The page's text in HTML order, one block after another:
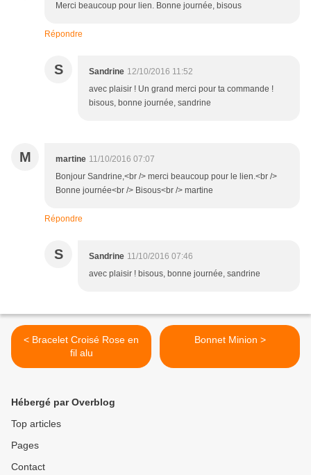
Merci beaucoup pour lien. Bonne journée, bisous
Répondre
S Sandrine 12/10/2016 11:52
avec plaisir ! Un grand merci pour ta commande !
bisous, bonne journée, sandrine
M martine 11/10/2016 07:07
Bonjour Sandrine,<br /> merci beaucoup pour le lien.<br />
Bonne journée<br /> Bisous<br /> martine
Répondre
S Sandrine 11/10/2016 07:46
avec plaisir ! bisous, bonne journée, sandrine
< Bracelet Croisé Rose en
fil alu
Bonnet Minion >
Hébergé par Overblog
Top articles
Pages
Contact